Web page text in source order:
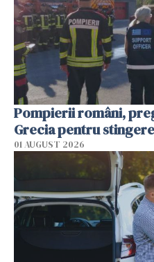
Pompierii români,
Grecia pentru
01 AUGUST 2026